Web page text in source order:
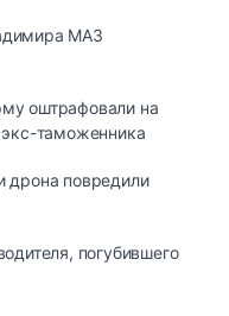
МАЗ
оштрафовали на
экс-таможенника
дрона повредили
погубившего